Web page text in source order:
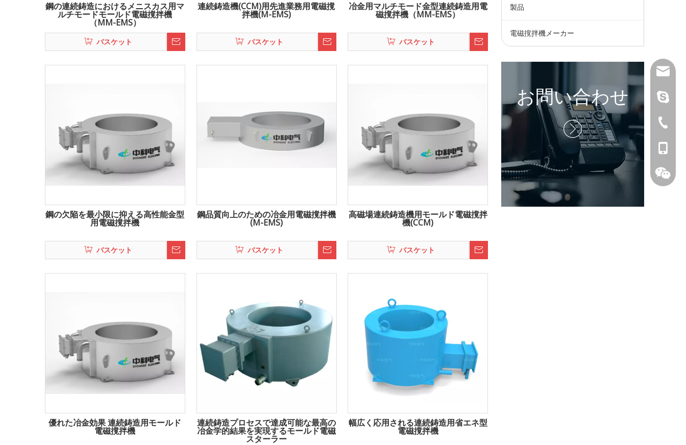
鋼の連続鋳造におけるメニスカス用マ
ルチモードモールド電磁撹拌機
（MM-EMS）
バスケット
連続鋳造機(CCM)用先進業務用電磁撹
拌機(M-EMS)
バスケット
冶金用マルチモード金型連続鋳造用電
磁撹拌機（MM-EMS）
バスケット
鋼の欠陥を最小限に抑える高性能金型
用電磁撹拌機
バスケット
鋼品質向上のための冶金用電磁撹拌機
(M-EMS)
バスケット
高磁場連続鋳造機用モールド電磁撹拌
機(CCM)
バスケット
優れた冶金効果 連続鋳造用モールド
電磁撹拌機
連続鋳造プロセスで達成可能な最高の
冶金学的結果を実現するモールド電磁
スターラー
幅広く応用される連続鋳造用省エネ型
電磁撹拌機
製品
電磁撹拌機メーカー
お問い合わせ

ライブ
+ 86-